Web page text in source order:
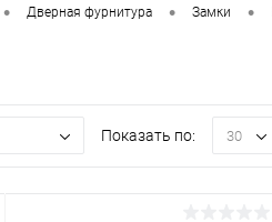
• Дверная фурнитура • Замки •
Показать по: 30